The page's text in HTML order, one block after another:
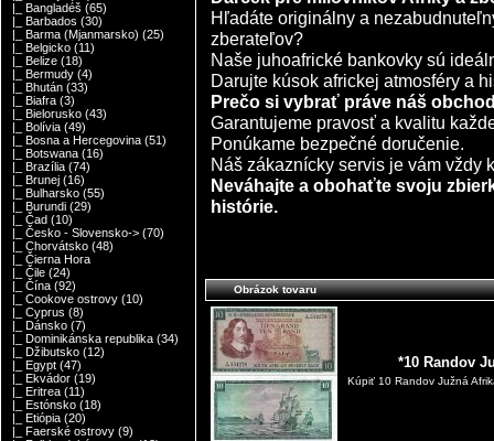
|_ Bangladéš (65)
|_ Barbados (30)
|_ Barma (Mjanmarsko) (25)
|_ Belgicko (11)
|_ Belize (18)
|_ Bermudy (4)
|_ Bhután (33)
|_ Biafra (3)
|_ Bielorusko (43)
|_ Bolívia (49)
|_ Bosna a Hercegovina (51)
|_ Botswana (16)
|_ Brazília (74)
|_ Brunej (16)
|_ Bulharsko (55)
|_ Burundi (29)
|_ Čad (10)
|_ Česko - Slovensko-> (70)
|_ Chorvátsko (48)
|_ Čierna Hora
|_ Čile (24)
|_ Čína (92)
|_ Cookove ostrovy (10)
|_ Cyprus (8)
|_ Dánsko (7)
|_ Dominikánska republika (34)
|_ Džibutsko (12)
|_ Egypt (47)
|_ Ekvádor (19)
|_ Eritrea (11)
|_ Estónsko (18)
|_ Etiópia (20)
|_ Faerské ostrovy (9)
Hľadáte originálny a
zberateľov?
Naše juhoafrické bankovky sú
Darujte kúsok africkej atmosféry a
Prečo si vybrať práve náš
Garantujeme pravosť a kvalitu
Ponúkame bezpečné doručenie.
Náš zákaznícky servis je vám vždy
Neváhajte a obohaťte svoju
histórie.
Obrázok tovaru
*10 Randov
Kúpiť 10 Randov Južná